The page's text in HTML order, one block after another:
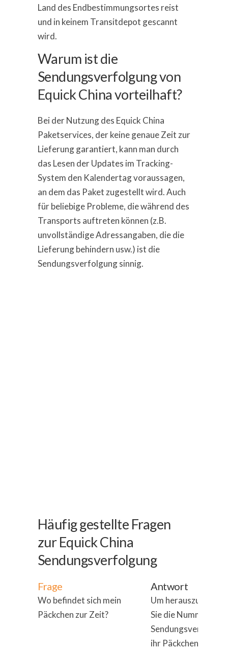
Land des Endbestimmungsortes reist
und in keinem Transitdepot gescannt
wird.
Warum ist die
Sendungsverfolgung von
Equick China vorteilhaft?
Bei der Nutzung des Equick China
Paketservices, der keine genaue Zeit zur
Lieferung garantiert, kann man durch
das Lesen der Updates im Tracking-
System den Kalendertag voraussagen,
an dem das Paket zugestellt wird. Auch
für beliebige Probleme, die während des
Transports auftreten können (z.B.
unvollständige Adressangaben, die die
Lieferung behindern usw.) ist die
Sendungsverfolgung sinnig.
Häufig gestellte Fragen
zur Equick China
Sendungsverfolgung
Frage Antwort
Wo befindet sich mein
Päckchen zur Zeit?
Um
Sie die Nummer
ihr Päckchen